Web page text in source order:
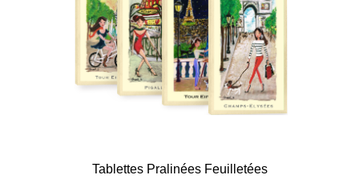
Tablettes Pralinées Feuilletées